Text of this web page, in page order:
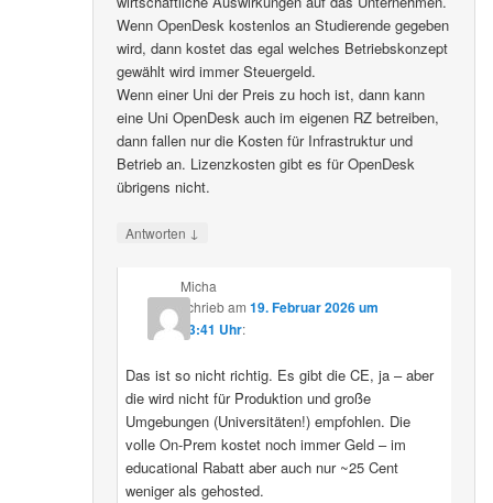
Wenn OpenDesk kostenlos an Studierende gegeben
wird, dann kostet das egal welches Betriebskonzept
gewählt wird immer Steuergeld.
Wenn einer Uni der Preis zu hoch ist, dann kann
eine Uni OpenDesk auch im eigenen RZ betreiben,
dann fallen nur die Kosten für Infrastruktur und
Betrieb an. Lizenzkosten gibt es für OpenDesk
übrigens nicht.
Antworten ↓
Micha
schriebam 19. Februar 2026 um
13:41 Uhr:
Das ist so nicht richtig. Es gibt die CE, ja – aber
die wird nicht für Produktion und große
Umgebungen (Universitäten!) empfohlen. Die
volle On-Prem kostet noch immer Geld – im
educational Rabatt aber auch nur ~25 Cent
weniger als gehosted.